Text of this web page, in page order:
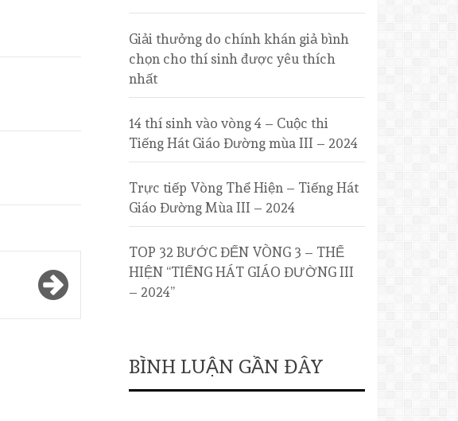
Giải thưởng do chính khán giả bình
chọn cho thí sinh được yêu thích
nhất
14 thí sinh vào vòng 4 – Cuộc thi
Tiếng Hát Giáo Đường mùa III – 2024
Trực tiếp Vòng Thể Hiện – Tiếng Hát
Giáo Đường Mùa III – 2024
TOP 32 BƯỚC ĐẾN VÒNG 3 – THỂ
HIỆN “TIẾNG HÁT GIÁO ĐƯỜNG III
– 2024”
BÌNH LUẬN GẦN ĐÂY